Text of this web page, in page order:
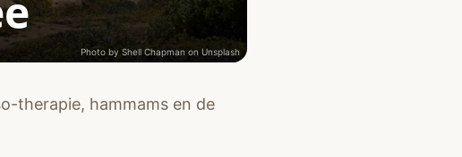
Photo by Shell Chapman on Unsplash
therapie, hammams en de